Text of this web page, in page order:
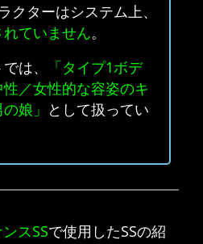
クターはシステム上、
れていません。
は、
「タイプ1ボデ
／女性的な容姿のキ
娘」 として扱ってい
スSSで使用したSSの紹